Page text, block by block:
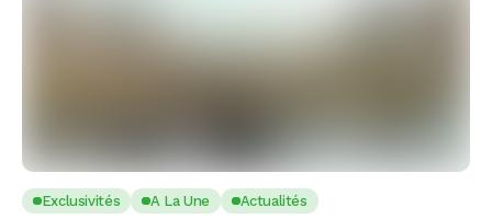
Exclusivités A La Une Actualités